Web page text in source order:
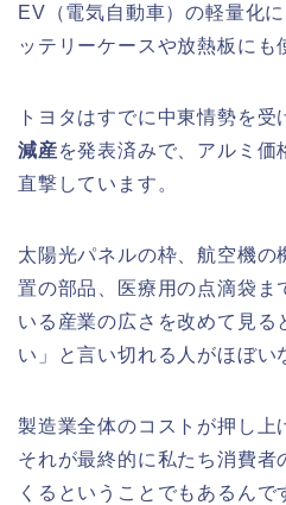
EV（電気自動車）の軽量化
ッテリーケースや放熱板にも
トヨタはすでに中東情勢を受
減産を発表済みで、アルミ価
直撃しています。
太陽光パネルの枠、航空機の
置の部品、医療用の点滴袋
いる産業の広さを改めて見る
い」と言い切れる人がほぼい
製造業全体のコストが押し上
それが最終的に私たち消費者
くるということでもあるんで